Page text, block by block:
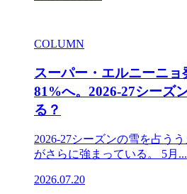
COLUMN
スーパー・エルニーニ
81%へ。2026-27シーズ
る？
2026-27シーズンの雪を占う
がさらに強まっている。 5月...
2026.07.20